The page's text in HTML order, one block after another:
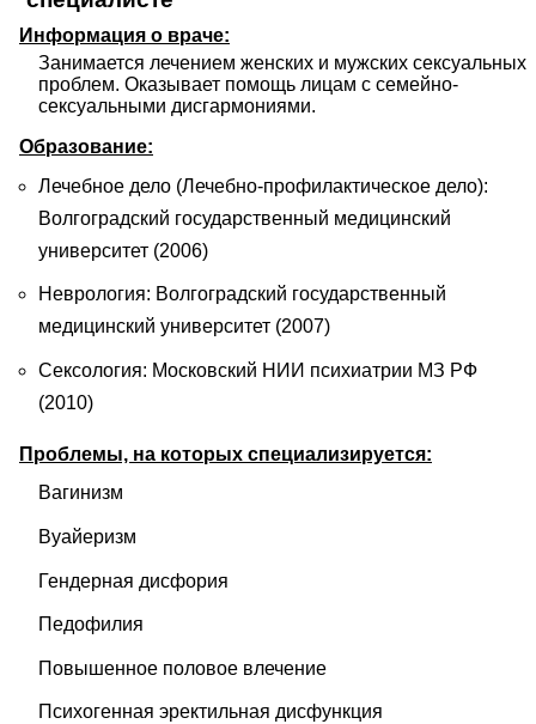
Информация о враче:
Занимается лечением женских и мужских сексуальных
проблем. Оказывает помощь лицам с семейно-
сексуальными дисгармониями.
Образование:
Лечебное дело (Лечебно-профилактическое дело):
Волгоградский государственный медицинский
университет (2006)
Неврология: Волгоградский государственный
медицинский университет (2007)
Сексология: Московский НИИ психиатрии МЗ РФ
(2010)
Проблемы, на которых специализируется:
Вагинизм
Вуайеризм
Гендерная дисфория
Педофилия
Повышенное половое влечение
Психогенная эректильная дисфункция